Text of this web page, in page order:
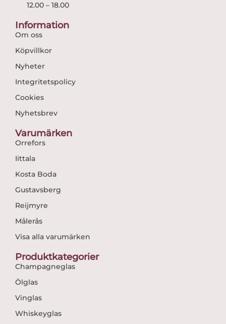
12.00 – 18.00
Information
Om oss
Köpvillkor
Nyheter
Integritetspolicy
Cookies
Nyhetsbrev
Varumärken
Orrefors
Iittala
Kosta Boda
Gustavsberg
Reijmyre
Målerås
Visa alla varumärken
Produktkategorier
Champagneglas
Ölglas
Vinglas
Whiskeyglas